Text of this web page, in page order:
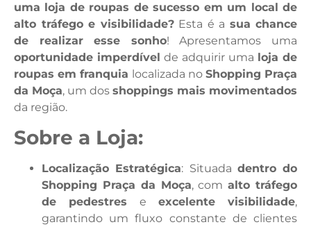
uma loja de roupas de sucesso em um local de
alto tráfego e visibilidade?Esta é a sua chance
de realizar esse sonho! Apresentamos uma
oportunidade imperdível de adquirir uma loja de
roupas em franquia localizada no Shopping Praça
da Moça, um dos shoppings mais movimentados
da região.
Sobre a Loja:
Localização Estratégica: Situada dentro do
Shopping Praça da Moça, comalto tráfego
de pedestres e excelente visibilidade,
garantindo um fluxo constante de clientes